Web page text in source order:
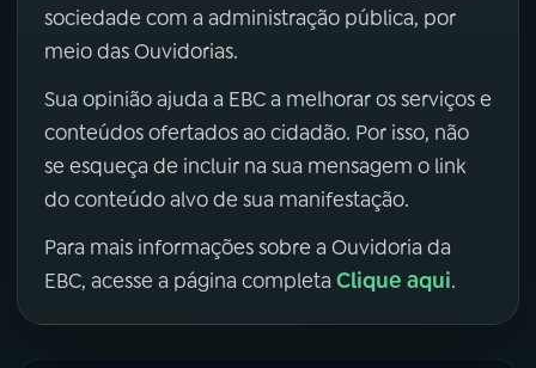
sociedade com a administração pública, por
meio das Ouvidorias.
Sua opinião ajuda a EBC a melhorar os serviços e
conteúdos ofertados ao cidadão. Por isso, não
se esqueça de incluir na sua mensagem o link
do conteúdo alvo de sua manifestação.
Para mais informações sobre a Ouvidoria da
EBC, acesse a página completa Clique aqui.